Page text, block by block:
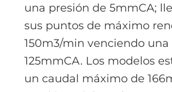
una presión de 5mmCA;
sus puntos de máximo
150m3/min venciendo una
125mmCA. Los modelos
un caudal máximo de